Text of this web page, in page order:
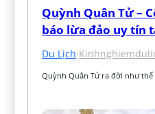
Quỳnh Quân Tử –
báo lừa đảo uy tín
Du Lịch·
Quỳnh Quân Tử ra đời như